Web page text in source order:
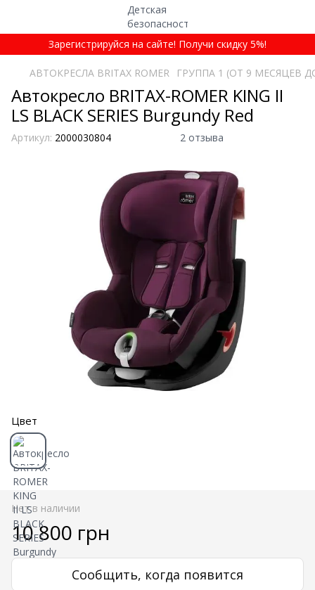
Зарегистрируйся на сайте! Получи скидку 5%!
АВТОКРЕСЛА BRITAX ROMER ГРУППА 1 (ОТ 9 МЕСЯЦЕВ
Автокресло BRITAX-ROMER KING II
LS BLACK SERIES Burgundy Red
Артикул: 2000030804 2 отзыва
Цвет
Нет в наличии
10 800 грн
Сообщить, когда появится